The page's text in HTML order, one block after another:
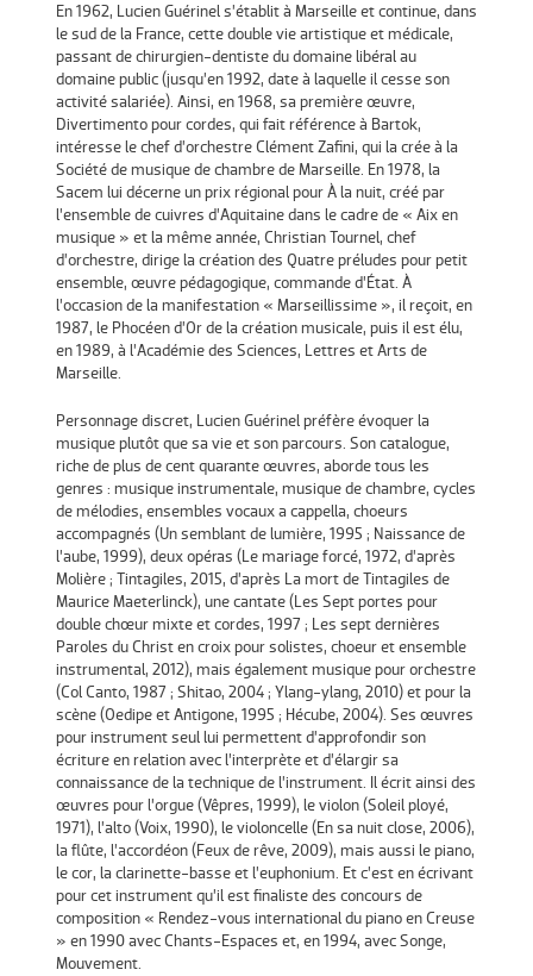
En 1962, Lucien Guérinel s’établit à Marseille et continue, dans
le sud de la France, cette double vie artistique et médicale,
passant de chirurgien-dentiste du domaine libéral au
domaine public (jusqu’en 1992, date à laquelle il cesse son
activité salariée). Ainsi, en 1968, sa première œuvre,
Divertimento pour cordes, qui fait référence à Bartok,
intéresse le chef d’orchestre Clément Zafini, qui la crée à la
Société de musique de chambre de Marseille. En 1978, la
Sacem lui décerne un prix régional pour À la nuit, créé par
l’ensemble de cuivres d’Aquitaine dans le cadre de « Aix en
musique » et la même année, Christian Tournel, chef
d’orchestre, dirige la création des Quatre préludes pour petit
ensemble, œuvre pédagogique, commande d’État. À
l’occasion de la manifestation « Marseillissime », il reçoit, en
1987, le Phocéen d’Or de la création musicale, puis il est élu,
en 1989, à l’Académie des Sciences, Lettres et Arts de
Marseille.
Personnage discret, Lucien Guérinel préfère évoquer la
musique plutôt que sa vie et son parcours. Son catalogue,
riche de plus de cent quarante œuvres, aborde tous les
genres : musique instrumentale, musique de chambre, cycles
de mélodies, ensembles vocaux a cappella, choeurs
accompagnés (Un semblant de lumière, 1995 ; Naissance de
l’aube, 1999), deux opéras (Le mariage forcé, 1972, d’après
Molière ; Tintagiles, 2015, d’après La mort de Tintagiles de
Maurice Maeterlinck), une cantate (Les Sept portes pour
double chœur mixte et cordes, 1997 ; Les sept dernières
Paroles du Christ en croix pour solistes, choeur et ensemble
instrumental, 2012), mais également musique pour orchestre
(Col Canto, 1987 ; Shitao, 2004 ; Ylang-ylang, 2010) et pour la
scène (Oedipe et Antigone, 1995 ; Hécube, 2004). Ses œuvres
pour instrument seul lui permettent d’approfondir son
écriture en relation avec l’interprète et d’élargir sa
connaissance de la technique de l’instrument. Il écrit ainsi des
œuvres pour l’orgue (Vêpres, 1999), le violon (Soleil ployé,
1971), l’alto (Voix, 1990), le violoncelle (En sa nuit close, 2006),
la flûte, l’accordéon (Feux de rêve, 2009), mais aussi le piano,
le cor, la clarinette-basse et l’euphonium. Et c’est en écrivant
pour cet instrument qu’il est finaliste des concours de
composition « Rendez-vous international du piano en Creuse
» en 1990 avec Chants-Espaces et, en 1994, avec Songe,
Mouvement.